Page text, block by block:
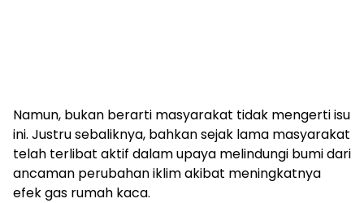
Namun, bukan berarti masyarakat tidak mengerti isu
ini. Justru sebaliknya, bahkan sejak lama masyarakat
telah terlibat aktif dalam upaya melindungi bumi dari
ancaman perubahan iklim akibat meningkatnya
efek gas rumah kaca.